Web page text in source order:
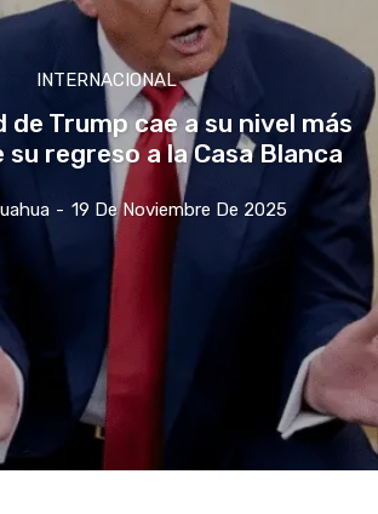
INTERNACIONAL
de Trump cae a su nivel más
regreso a la Casa Blanca
- 19 De Noviembre De 2025